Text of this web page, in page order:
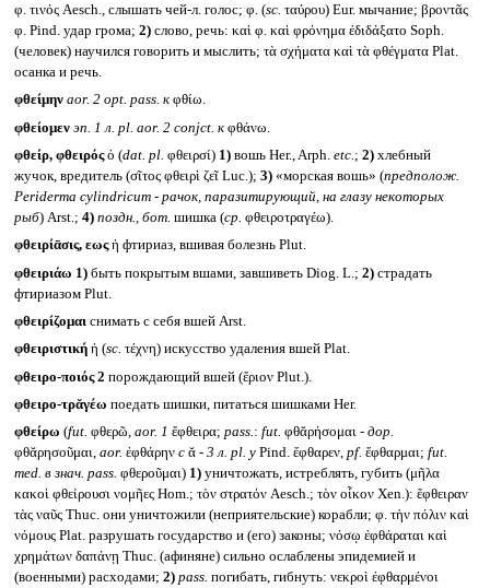
φ. τινός Aesch., слышать чей-л. голос; φ. (sc. ταύρου) Eur. мычание; βροντᾶς
φ. Pind. удар грома; 2)слово, речь: καὶ φ. καὶ φρόνημα ἐδιδάξατο Soph.
(человек) научился говорить и мыслить; τὰ σχήματα καὶ τὰ φθέγματα Plat.
осанка и речь.
φθείμην aor. 2 opt. pass. кφθίω.
φθείομεν эп. 1 л. pl. aor. 2 conjct. кφθάνω.
φθείρ, φθειρόςὁ (dat. pl. φθειρσί) 1)вошь Her., Arph. etc.; 2)хлебный
жучок, вредитель (σῖτος φθειρὶ ζεῖ Luc.); 3)«морская вошь» (предполож.
Periderma cylindricum - рачок, паразитирующий, на глазу некоторых
рыб) Arst.; 4) поздн., бот. шишка (ср. φθειροτραγέω).
φθειρίᾱσις, εωςἡ фтириаз, вшивая болезнь Plut.
φθειριάω 1)быть покрытым вшами, завшиветь Diog. L.; 2)страдать
фтириазом Plut.
φθειρίζομαι снимать с себя вшей Arst.
φθειριστική ἡ (sc. τέχνη) искусство удаления вшей Plat.
φθειρο-ποιός 2 порождающий вшей (ἔριον Plut.).
φθειρο-τρᾰγέω поедать шишки, питаться шишками Her.
φθείρω (fut. φθερῶ, aor. 1 ἔφθειρα; pass.: fut. φθᾰρήσομαι - дор.
φθᾰρησοῦμαι, aor. ἐφθάρην сᾰ - 3 л. pl. уPind. ἔφθαρεν, pf. ἔφθαρμαι; fut.
med. в знач. pass. φθεροῦμαι) 1)уничтожать, истреблять, губить (μῆλα
κακοὶ φθείρουσι νομῆες Hom.; τὸν στρατόν Aesch.; τὸν οἶκον Xen.): ἔφθειραν
τὰς ναῦς Thuc. они уничтожили (неприятельские) корабли; φ. τὴν πόλιν καὶ
νόμους Plat. разрушать государство и (его) законы; νόσῳ ἐφθάραται καὶ
χρημάτων δαπάνῃ Thuc. (афиняне) сильно ослаблены эпидемией и
(военными) расходами; 2) pass. погибать, гибнуть: νεκροὶ ἐφθαρμένοι